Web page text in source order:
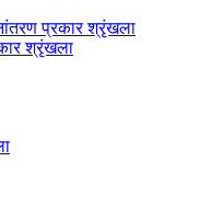
प्रकार श्रृंखला
श्रृंखला